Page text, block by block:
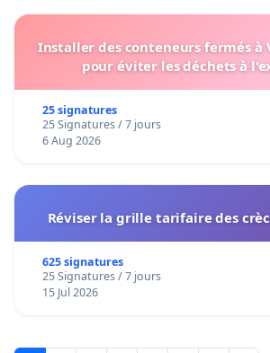
Installer des conteneurs fermés à
pour éviter les déchets à
25 signatures
25 Signatures / 7 jours
6 Aug 2026
Réviser la grille tarifaire des
625 signatures
25 Signatures / 7 jours
15 Jul 2026